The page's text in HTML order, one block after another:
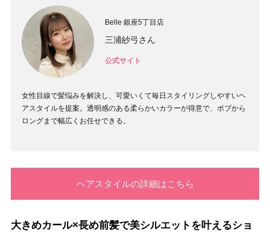
Belle 銀座5丁目店
三浦紗弓さん
公式サイト
女性目線で髪悩みを解決し、可愛いくて毎日スタイリングしやすいヘ
アスタイルを提案。透明感のある柔らかいカラーが得意で、ボブから
ロングまで幅広くお任せできる。
ヘアスタイルの詳細はこちら
大きめカール×長め前髪で美シルエットを叶えるショ